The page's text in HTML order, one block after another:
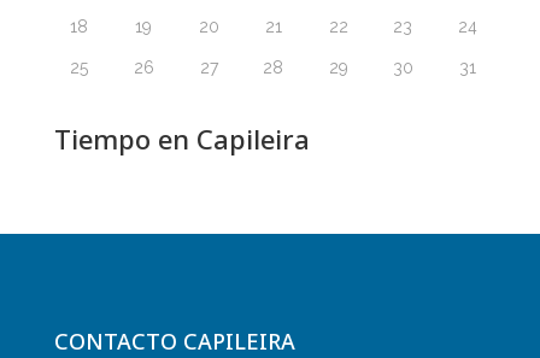
18 19 20 21 22 23 24
25 26 27 28 29 30 31
Tiempo en Capileira
CONTACTO CAPILEIRA